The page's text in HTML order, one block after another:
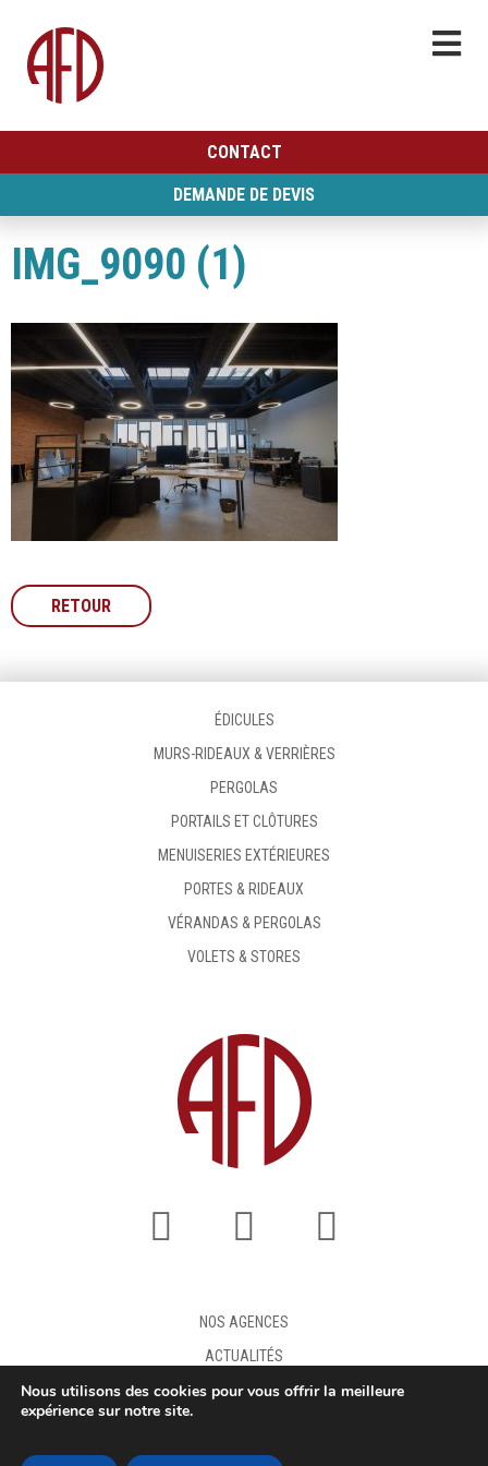
CONTACT
DEMANDE DE DEVIS
IMG_9090 (1)
RETOUR
ÉDICULES
MURS-RIDEAUX & VERRIÈRES
PERGOLAS
PORTAILS ET CLÔTURES
MENUISERIES EXTÉRIEURES
PORTES & RIDEAUX
VÉRANDAS & PERGOLAS
VOLETS & STORES
NOS AGENCES
ACTUALITÉS
FAQ
MENTIONS LÉGALES
Nous utilisons des cookies pour vous offrir la meilleure
expérience sur notre site.